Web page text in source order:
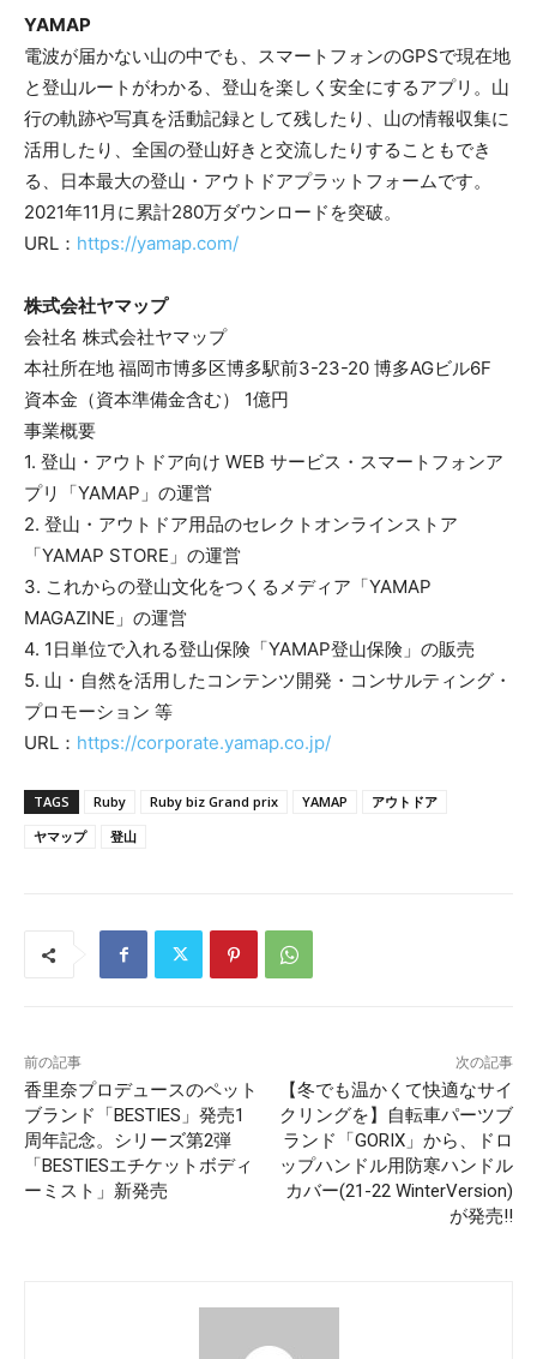
YAMAP
電波が届かない山の中でも、スマートフォンのGPSで現在地
と登山ルートがわかる、登山を楽しく安全にするアプリ。山
行の軌跡や写真を活動記録として残したり、山の情報収集に
活用したり、全国の登山好きと交流したりすることもでき
る、日本最大の登山・アウトドアプラットフォームです。
2021年11月に累計280万ダウンロードを突破。
URL：​ https://yamap.com/
株式会社ヤマップ
会社名 株式会社ヤマップ
本社所在地 福岡市博多区博多駅前3-23-20 博多AGビル6F
資本金（資本準備金含む） 1億円
事業概要
1. 登山・アウトドア向け WEB サービス・スマートフォンア
プリ「YAMAP」の運営
2. 登山・アウトドア用品のセレクトオンラインストア
「YAMAP STORE」の運営
3. これからの登山文化をつくるメディア「YAMAP
MAGAZINE」の運営
4. 1日単位で入れる登山保険「YAMAP登山保険」の販売
5. 山・自然を活用したコンテンツ開発・コンサルティング・
プロモーション 等
URL： https://corporate.yamap.co.jp/
TAGS Ruby Ruby biz Grand prix YAMAP
アウトドア
ヤマップ
登山
前の記事
香里奈プロデュースのペット
ブランド「BESTIES」発売1
周年記念。シリーズ第2弾
「BESTIESエチケットボディ
ーミスト」新発売
次の記事
【冬でも温かくて快適なサイ
クリングを】自転車パーツブ
ランド「GORIX」から、ドロ
ップハンドル用防寒ハンドル
カバー(21-22 WinterVersion)
が発売!!